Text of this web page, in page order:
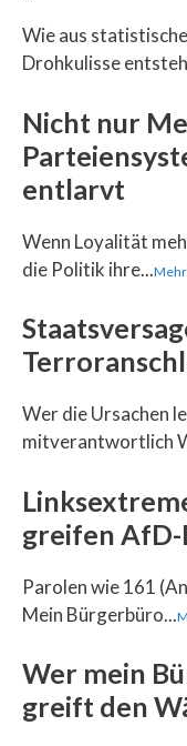
Wie aus
Drohkulisse
Nicht nur
entlarvt
Wenn Loyalität
die Politik ihre...
Wer die Ursachen
mitverantwortlich
greifen
Parolen wie 161
Mein Bürgerbüro...
Wer mein
greift den